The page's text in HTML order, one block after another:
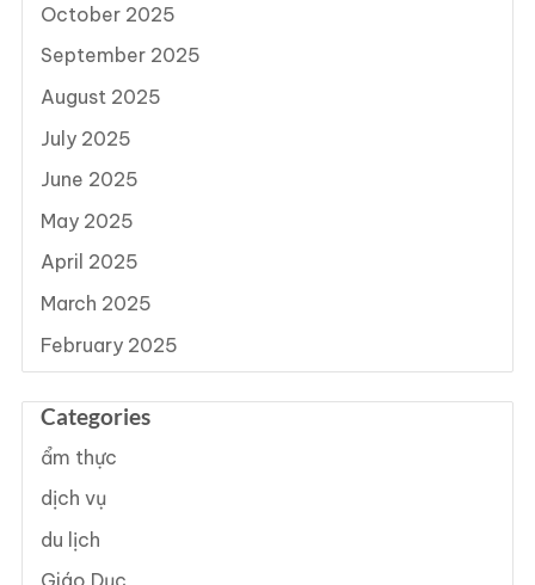
October 2025
September 2025
August 2025
July 2025
June 2025
May 2025
April 2025
March 2025
February 2025
Categories
ẩm thực
dịch vụ
du lịch